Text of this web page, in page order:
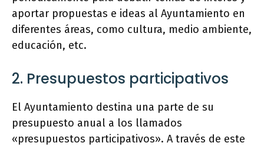
aportar propuestas e ideas al Ayuntamiento en
diferentes áreas, como cultura, medio ambiente,
educación, etc.
2. Presupuestos participativos
El Ayuntamiento destina una parte de su
presupuesto anual a los llamados
«presupuestos participativos». A través de este